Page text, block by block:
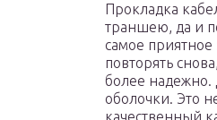
Прокладка
траншею, да и
самое приятное
повторять
более надежно.
оболочки. Это
качественный